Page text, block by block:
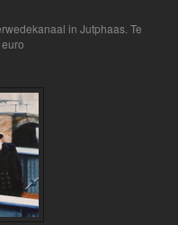
in Jutphaas. Te